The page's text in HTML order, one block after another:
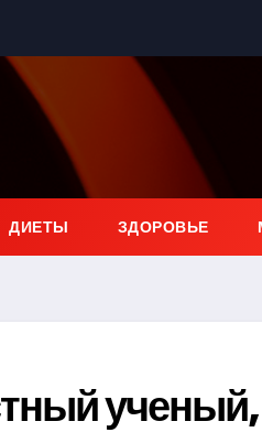
ДИЕТЫ ЗДОРОВЬЕ